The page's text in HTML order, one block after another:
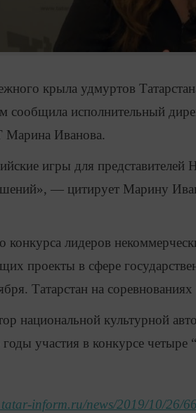
крыла удмуртов
сообщила исполнительный
Марина Иванова.
игры для
— цитирует Марину
конкурса лидеров
проекты в сфере
Татарстан на соревнованиях
национальной культурной
участия в конкурсе четыре
inform.ru/news/2019/10/26/